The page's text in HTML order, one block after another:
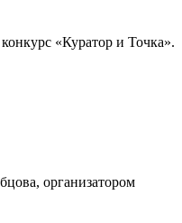
«Куратор и Точка».
организатором